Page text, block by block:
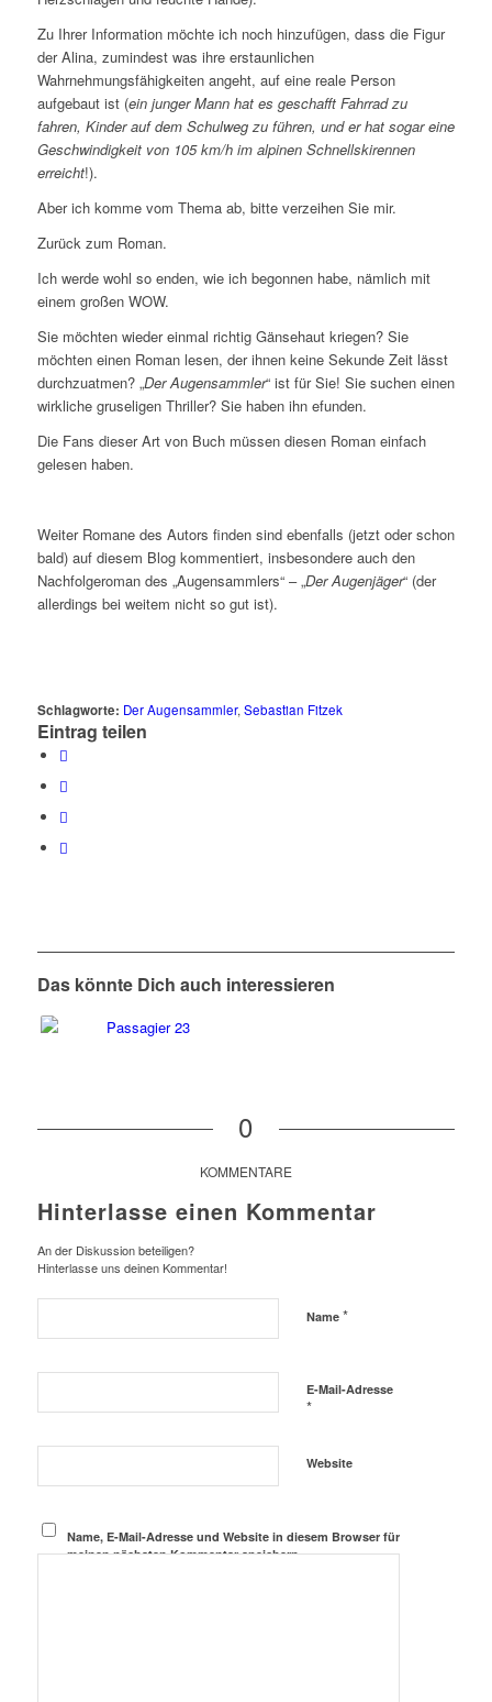
Zu Ihrer Information möchte ich noch hinzufügen, dass die Figur
der Alina, zumindest was ihre erstaunlichen
Wahrnehmungsfähigkeiten angeht, auf eine reale Person
aufgebaut ist (ein junger Mann hat es geschafft Fahrrad zu
fahren, Kinder auf dem Schulweg zu führen, und er hat sogar eine
Geschwindigkeit von 105 km/h im alpinen Schnellskirennen
erreicht!).
Aber ich komme vom Thema ab, bitte verzeihen Sie mir.
Zurück zum Roman.
Ich werde wohl so enden, wie ich begonnen habe, nämlich mit
einem großen WOW.
Sie möchten wieder einmal richtig Gänsehaut kriegen? Sie
möchten einen Roman lesen, der ihnen keine Sekunde Zeit lässt
durchzuatmen? „Der Augensammler“ ist für Sie! Sie suchen einen
wirkliche gruseligen Thriller? Sie haben ihn efunden.
Die Fans dieser Art von Buch müssen diesen Roman einfach
gelesen haben.
Weiter Romane des Autors finden sind ebenfalls (jetzt oder schon
bald) auf diesem Blog kommentiert, insbesondere auch den
Nachfolgeroman des „Augensammlers“ – „Der Augenjäger“ (der
allerdings bei weitem nicht so gut ist).
Schlagworte: Der Augensammler,Sebastian Fitzek
Eintrag teilen
Das könnte Dich auch interessieren
0
KOMMENTARE
Hinterlasse einen Kommentar
An der Diskussion beteiligen?
Hinterlasse uns deinen Kommentar!
Name *
E-Mail-Adresse
*
Website
Name, E-Mail-Adresse und Website in diesem Browser für
meinen nächsten Kommentar speichern.